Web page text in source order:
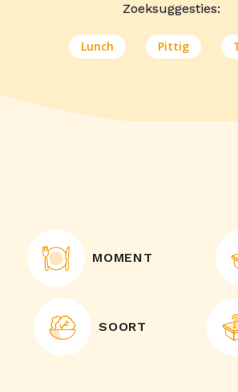
Zoeksuggesties:
Lunch Pittig
MOMENT
SOORT